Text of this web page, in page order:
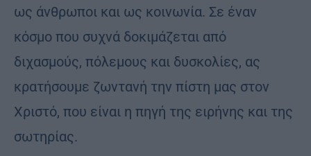
ως άνθρωποι και ως κοινωνία. Σε έναν
κόσμο που συχνά δοκιμάζεται από
διχασμούς, πόλεμους και δυσκολίες, ας
κρατήσουμε ζωντανή την πίστη μας στον
Χριστό, που είναι η πηγή της ειρήνης και της
σωτηρίας.